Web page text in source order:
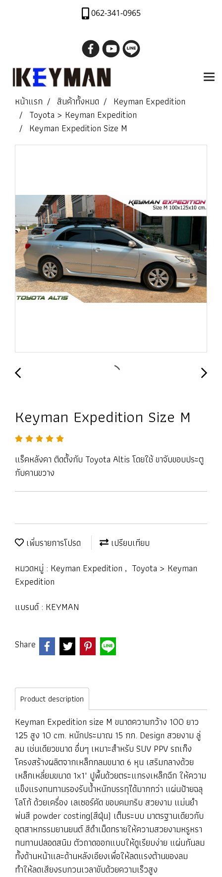
062-341-0965
หน้าแรก สินค้าทั้งหมด
Keyman Expedition
Toyota > Keyman Expedition
Keyman Expedition Size M
Keyman Expedition Size M
แร็คหลังคา ติดตั้งกับ Toyota Altis โดยใช้ ขาจับขอบประตู
กับคานขวาง
เพิ่มรายการโปรด
เปรียบเทียบ
หมวดหมู่ : Keyman Expedition , Toyota > Keyman
Expedition
แบรนด์ : KEYMAN
Share
Product description
Keyman Expedition size M ขนาดความกว้าง 100 ยาว
125 สูง 10 cm. หนักประมาณ 15 กก. Design สวยงาม ลู่
ลม เช่นเดียวขนาด อื่นๆ เหมาะสำหรับ SUV PPV รถเก็ง
โครงสร้างผลิตจากเหล็กกลมขนาด 6 หุน เสริมกลางด้วย
เหล็กเหลี่ยมขนาด 1x1" ปูพื้นด้วยตระแกรงเหล็กฉีก ให้ความ
แข็งแรงทนทานรองรับน้ำหนักบรรทุได้มากกว่า แผ่นป้ายฉลุ
โลโก้ ด้วยเครื่อง เลเซอร์คัด ขอบคมกริบ สวยงาม แม่นยำ
พ่นสี powder costing(สีฝุ่น) เต็มระบบ มาตรฐานเดียวกับ
อุตสาหกรรมยานยนต์ สีดำเม็ดทรายให้ความสวยงามหรูหรา
ทนทานปลอดสนิม ตัวถาดออกแบบให้ดูเรียบง่าย แผ่นกันลม
ทั้งด้านหน้าและด้านหลังเอียงเพื่อให้ลดแรงต้านของลม
ทำให้ลดเสียงรบกวนเวลาขับด้วยความเร็วสูง